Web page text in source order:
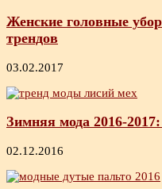
Женские головные
трендов
03.02.2017
Зимняя мода 2016-
02.12.2016